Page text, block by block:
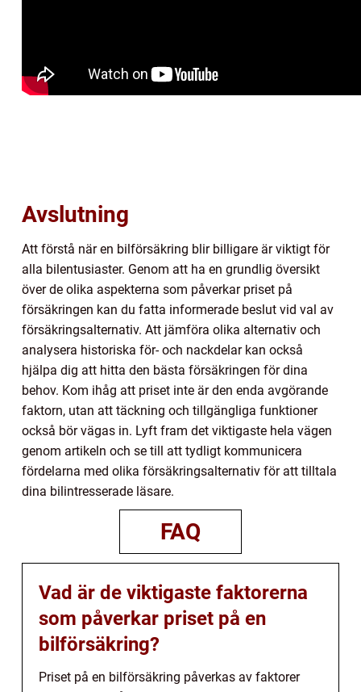
Avslutning
Att förstå när en bilförsäkring blir billigare är viktigt för
alla bilentusiaster. Genom att ha en grundlig översikt
över de olika aspekterna som påverkar priset på
försäkringen kan du fatta informerade beslut vid val av
försäkringsalternativ. Att jämföra olika alternativ och
analysera historiska för- och nackdelar kan också
hjälpa dig att hitta den bästa försäkringen för dina
behov. Kom ihåg att priset inte är den enda avgörande
faktorn, utan att täckning och tillgängliga funktioner
också bör vägas in. Lyft fram det viktigaste hela vägen
genom artikeln och se till att tydligt kommunicera
fördelarna med olika försäkringsalternativ för att tilltala
dina bilintresserade läsare.
FAQ
Vad är de viktigaste faktorerna
som påverkar priset på en
bilförsäkring?
Priset på en bilförsäkring påverkas av faktorer